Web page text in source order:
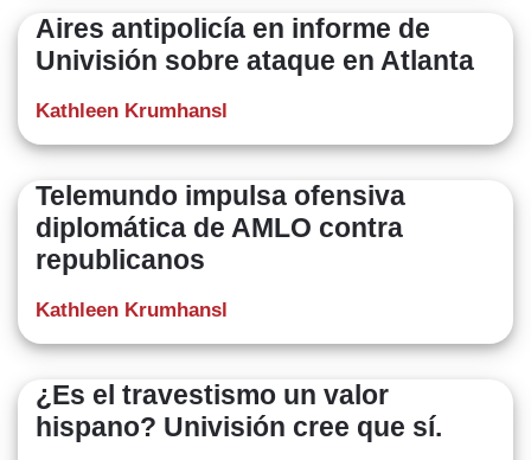
​Aires antipolicía en informe de
Univisión sobre ataque en Atlanta
Kathleen Krumhansl
Telemundo impulsa ofensiva
diplomática de AMLO contra
republicanos
Kathleen Krumhansl
¿Es el travestismo un valor
hispano? Univisión cree que sí.